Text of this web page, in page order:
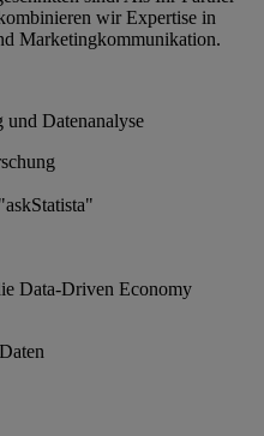
wir Expertise in
Marketingkommunikation.
Datenanalyse
Data-Driven Economy